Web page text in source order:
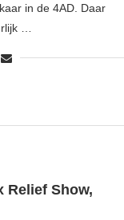
in de 4AD. Daar
…
Relief Show,